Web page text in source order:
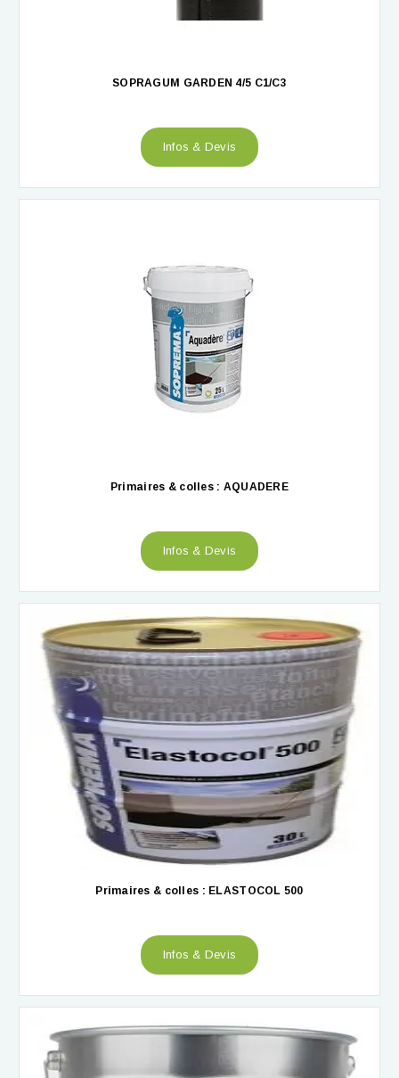
SOPRAGUM GARDEN 4/5 C1/C3
Infos & Devis
Primaires & colles : AQUADERE
Infos & Devis
Primaires & colles : ELASTOCOL 500
Infos & Devis